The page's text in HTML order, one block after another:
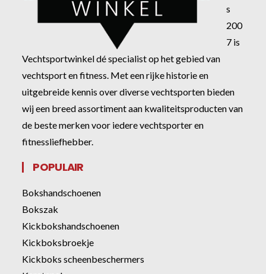
s
200
7 is
Vechtsportwinkel dé specialist op het gebied van
vechtsport en fitness. Met een rijke historie en
uitgebreide kennis over diverse vechtsporten bieden
wij een breed assortiment aan kwaliteitsproducten van
de beste merken voor iedere vechtsporter en
fitnessliefhebber.
POPULAIR
Bokshandschoenen
Bokszak
Kickbokshandschoenen
Kickboksbroekje
Kickboks scheenbeschermers